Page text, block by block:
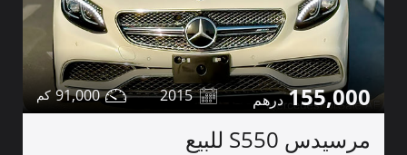
155,000
2015
91,000
مرسيدس S550 للبيع